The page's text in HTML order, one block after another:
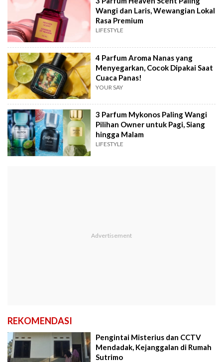
Wangi dan Laris, Wewangian Lokal
Rasa Premium
LIFESTYLE
4 Parfum Aroma Nanas yang
Menyegarkan, Cocok Dipakai Saat
Cuaca Panas!
YOUR SAY
3 Parfum Mykonos Paling Wangi
Pilihan Owner untuk Pagi, Siang
hingga Malam
LIFESTYLE
REKOMENDASI
Pengintai Misterius dan CCTV
Mendadak, Kejanggalan di Rumah
Sutrimo